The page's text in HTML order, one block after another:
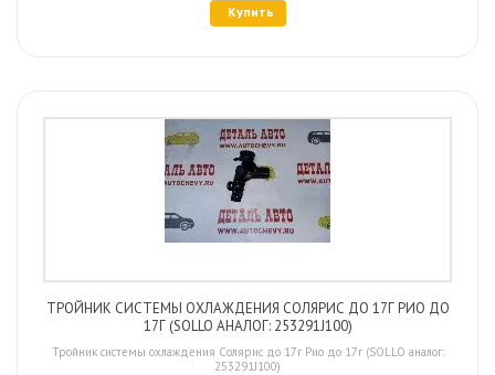
Купить
ТРОЙНИК СИСТЕМЫ ОХЛАЖДЕНИЯ СОЛЯРИС ДО 17Г РИО ДО
17Г (SOLLO АНАЛОГ: 253291J100)
Тройник системы охлаждения Солярис до 17г Рио до 17г (SOLLO аналог:
253291J100)